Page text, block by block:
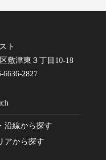
ト
敷津東３丁目10-18
6636-2827
沿線から探す
アから探す